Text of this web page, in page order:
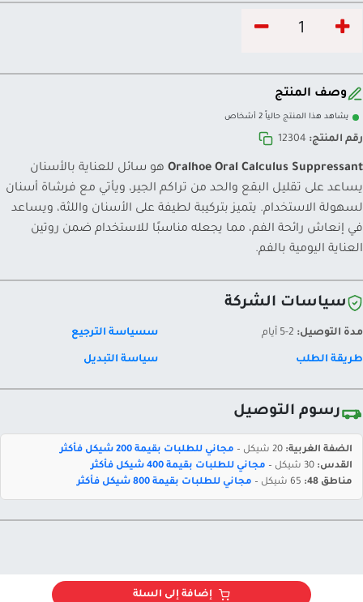
إضافة إلى السلة
وصف المنتج
يشاهد هذا المنتج حالياً 2 أشخاص
رقم المنتج: 12304
Oralhoe Oral Calculus Suppressant هو سائل للعناية بالأسنان
يساعد على تقليل البقع والحد من تراكم الجير، ويأتي مع فرشاة أسنان
لسهولة الاستخدام. يتميز بتركيبة لطيفة على الأسنان واللثة، ويساعد
في إنعاش رائحة الفم، مما يجعله مناسبًا للاستخدام ضمن روتين
العناية اليومية بالفم.
سياسات الشركة
مدة التوصيل: سسياسة الترجيع
طريقة الطلب سياسة التبديل
رسوم التوصيل
الضفة الغربية:
مجاني للطلبات بقيمة 200 شيكل فأكثر
القدس:
مجاني للطلبات بقيمة 400 شيكل فأكثر
مناطق 48:
مجاني للطلبات بقيمة 800 شيكل فأكثر